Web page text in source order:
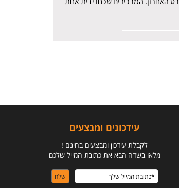
עידכונים ומבצעים
לקבלת עידכון ומבצעים בחינם !
מלאו בשדה הבא את כתובת המייל שלכם